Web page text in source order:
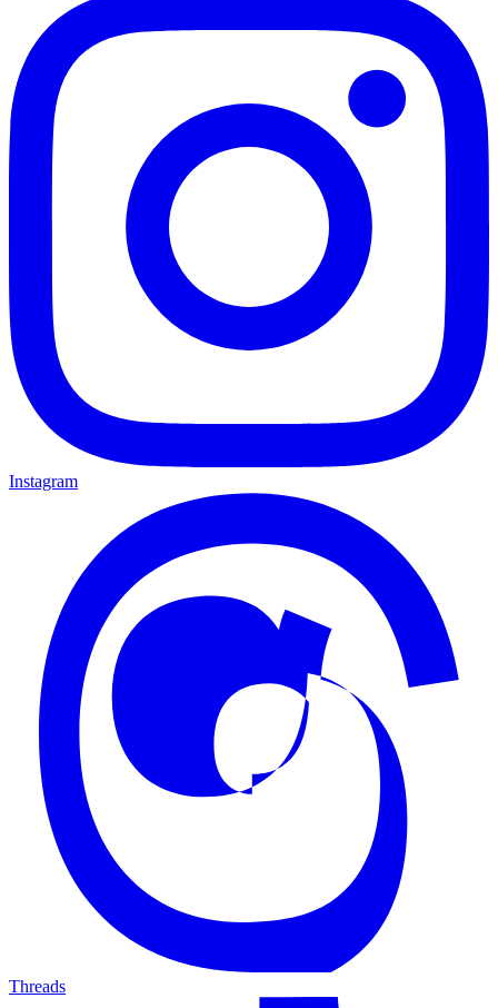
Instagram
Threads